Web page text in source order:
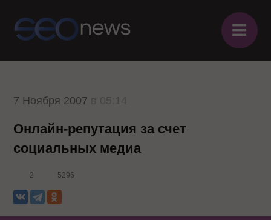
≡
7 Ноября 2007
Онлайн-репутация за счет
социальных медиа
2 5296